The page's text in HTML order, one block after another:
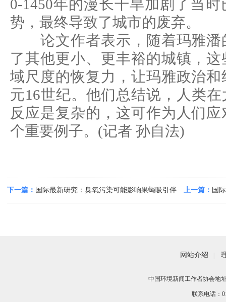
0-1450年的漫长干旱加剧了当
势，最终导致了城市的废弃。
论文作者表示，随着玛雅潘
了其他更小、更丰裕的城镇，
域尺度的恢复力，让玛雅政治
元16世纪。他们总结说，人类
反应是复杂的，这可作为人们
个重要例子。(记者 孙自法)
下一篇： 国际最新研究：臭氧污染可能影响果蝇吸引伴 上一篇： 国
网站介绍
中国环境新闻工作者协会地
联系电话：